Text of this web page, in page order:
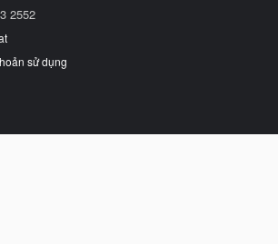
2552
sử dụng